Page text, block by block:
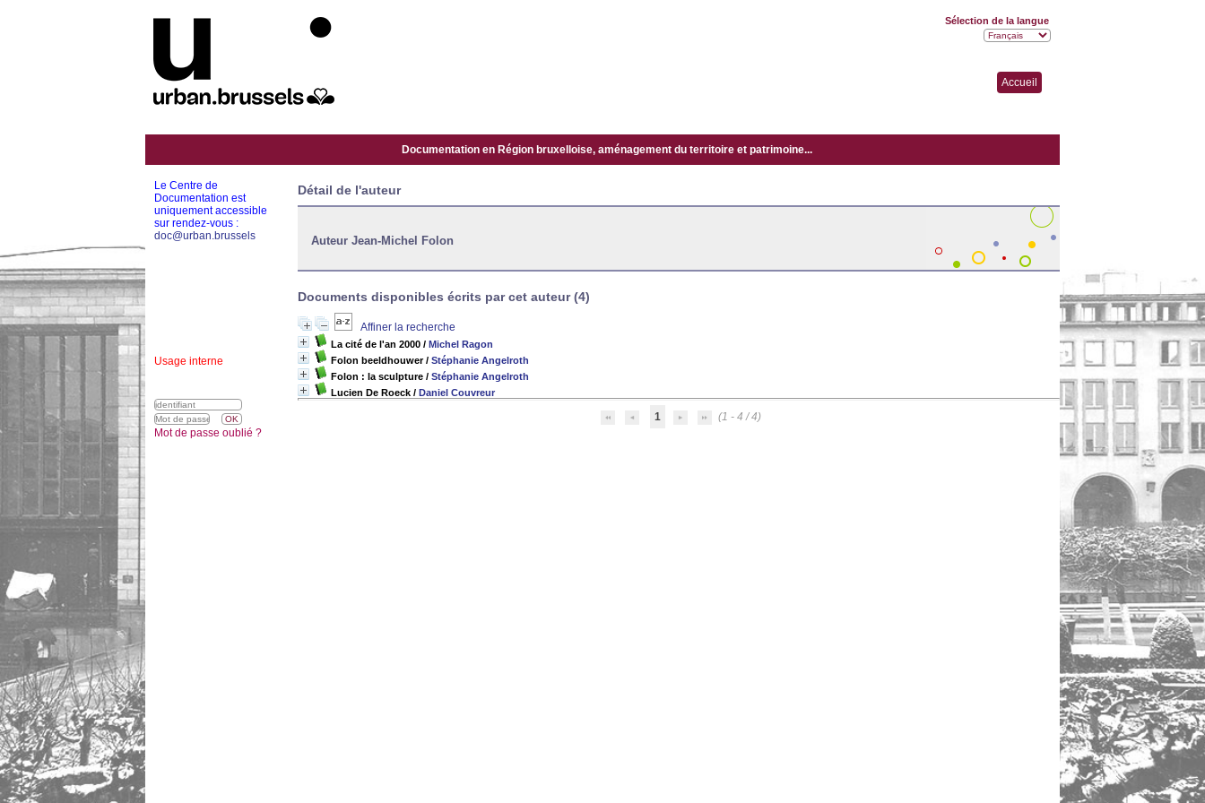
Accueil
Documentation en Région bruxelloise, aménagement du territoire et patrimoine...
Détail de l'auteur
Auteur Jean-Michel Folon
Documents disponibles écrits par cet auteur (4)
Affiner la recherche
La cité de l'an 2000 / Michel Ragon
Folon beeldhouwer/ Stéphanie Angelroth
Folon : la sculpture / Stéphanie Angelroth
Lucien De Roeck / Daniel Couvreur
1 (1 - 4 / 4)
Le Centre de
Documentation est
uniquement accessible
sur rendez-vous :
doc@urban.brussels
Usage interne
Sélection de la langue
Mot de passe oublié ?